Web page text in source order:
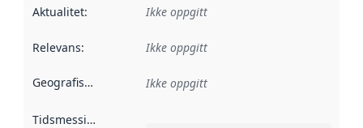
Aktualitet: Ikke oppgitt
Relevans: Ikke oppgitt
Geografisk avgrensning :
Ikke oppgitt
Tidsmessig avgrensning